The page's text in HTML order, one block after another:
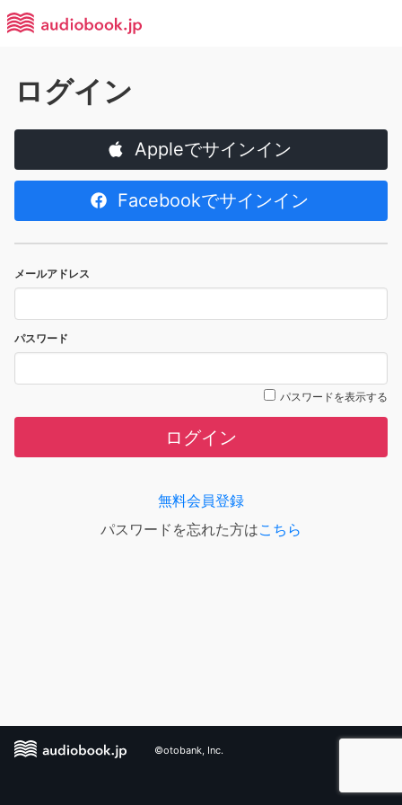
ログイン
Appleでサインイン
Facebookでサインイン
メールアドレス
パスワード
パスワードを表示する
ログイン
無料会員登録
パスワードを忘れた方はこちら
©otobank, Inc.